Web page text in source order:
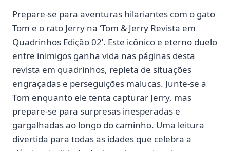
Prepare-se para aventuras hilariantes com o gato
Tom e o rato Jerry na ‘Tom & Jerry Revista em
Quadrinhos Edição 02’. Este icônico e eterno duelo
entre inimigos ganha vida nas páginas desta
revista em quadrinhos, repleta de situações
engraçadas e perseguições malucas. Junte-se a
Tom enquanto ele tenta capturar Jerry, mas
prepare-se para surpresas inesperadas e
gargalhadas ao longo do caminho. Uma leitura
divertida para todas as idades que celebra a